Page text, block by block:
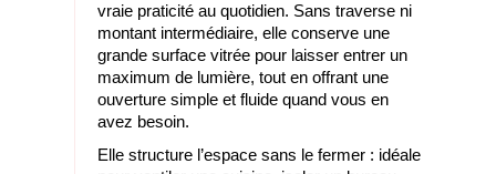
vraie praticité au quotidien. Sans traverse ni
montant intermédiaire, elle conserve une
grande surface vitrée pour laisser entrer un
maximum de lumière, tout en offrant une
ouverture simple et fluide quand vous en
avez besoin.
Elle structure l’espace sans le fermer : idéale